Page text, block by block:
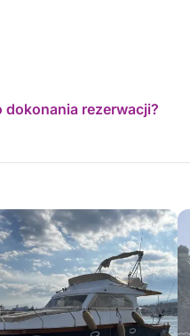
dokonania rezerwacji?